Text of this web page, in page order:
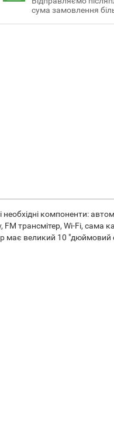
сума замовлення
компоненти:
трансмітер, Wi-Fi, сама
має великий 10